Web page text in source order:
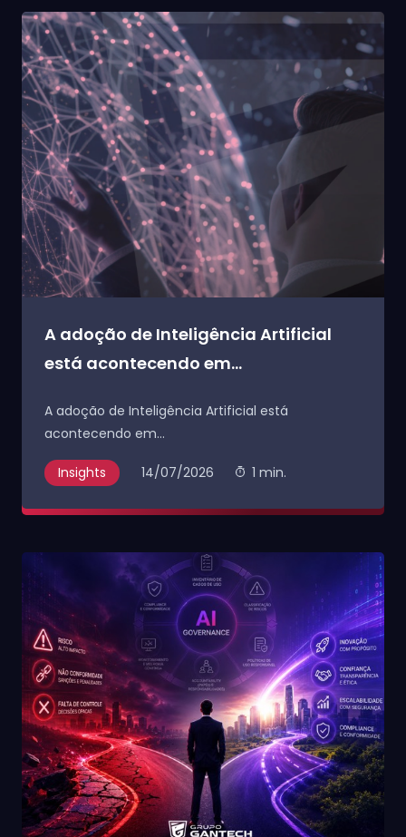
A adoção de Inteligência Artificial
está acontecendo em...
A adoção de Inteligência Artificial está
acontecendo em...
Insights 14/07/2026 1 min.